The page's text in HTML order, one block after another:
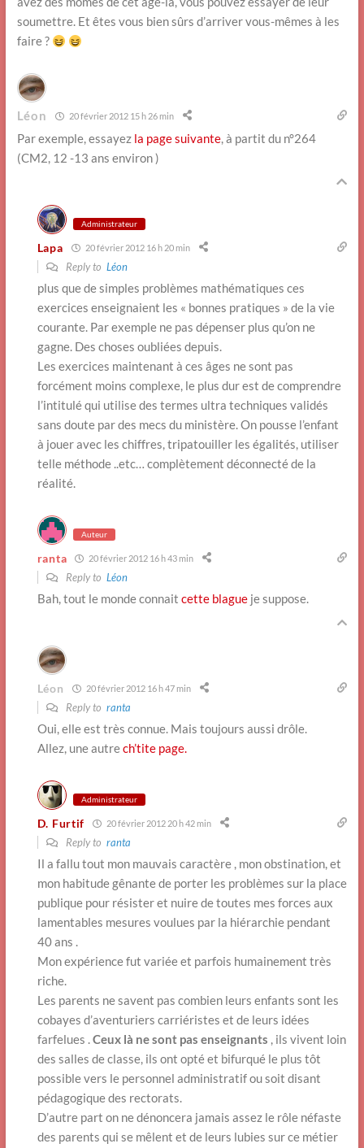
soumettre. Et êtes vous bien sûrs d’arriver vous-mêmes à les
faire ?
Léon 20 février 2012 15 h 26 min
Par exemple, essayez la page suivante, à partit du n°264
(CM2, 12 -13 ans environ )
Administrateur
Lapa 20 février 2012 16 h 20 min
Reply to Léon
plus que de simples problèmes mathématiques ces
exercices enseignaient les « bonnes pratiques » de la vie
courante. Par exemple ne pas dépenser plus qu’on ne
gagne. Des choses oubliées depuis.
Les exercices maintenant à ces âges ne sont pas
forcément moins complexe, le plus dur est de comprendre
l’intitulé qui utilise des termes ultra techniques validés
sans doute par des mecs du ministère. On pousse l’enfant
à jouer avec les chiffres, tripatouiller les égalités, utiliser
telle méthode ..etc… complètement déconnecté de la
réalité.
Auteur
ranta 20 février 2012 16 h 43 min
Reply to Léon
Bah, tout le monde connait cette blague je suppose.
Léon 20 février 2012 16 h 47 min
Reply to ranta
Oui, elle est très connue. Mais toujours aussi drôle.
Allez, une autrech’tite page.
Administrateur
D. Furtif 20 février 2012 20 h 42 min
Reply to ranta
Il a fallu tout mon mauvais caractère , mon obstination, et
mon habitude gênante de porter les problèmes sur la place
publique pour résister et nuire de toutes mes forces aux
lamentables mesures voulues par la hiérarchie pendant
40 ans .
Mon expérience fut variée et parfois humainement très
riche.
Les parents ne savent pas combien leurs enfants sont les
cobayes d’aventuriers carriéristes et de leurs idées
farfelues .Ceux là ne sont pas enseignants , ils vivent loin
des salles de classe, ils ont opté et bifurqué le plus tôt
possible vers le personnel administratif ou soit disant
pédagogique des rectorats.
D’autre part on ne dénoncera jamais assez le rôle néfaste
des parents qui se mêlent et de leurs lubies sur ce métier